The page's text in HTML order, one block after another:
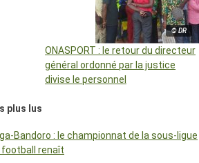
© DR
ONASPORT : le retour du directeur
général ordonné par la justice
divise le personnel
plus lus
Bandoro : le championnat de la sous-ligue
football renaît